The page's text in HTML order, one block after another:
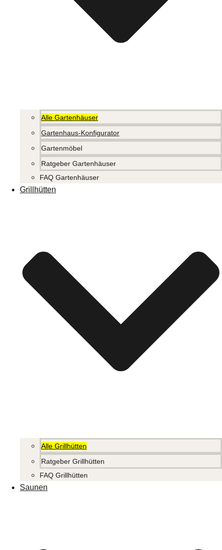
Alle Gartenhäuser
Gartenhaus-Konfigurator
Gartenmöbel
Ratgeber Gartenhäuser
FAQ Gartenhäuser
Grillhütten
Alle Grillhütten
Ratgeber Grillhütten
FAQ Grillhütten
Saunen